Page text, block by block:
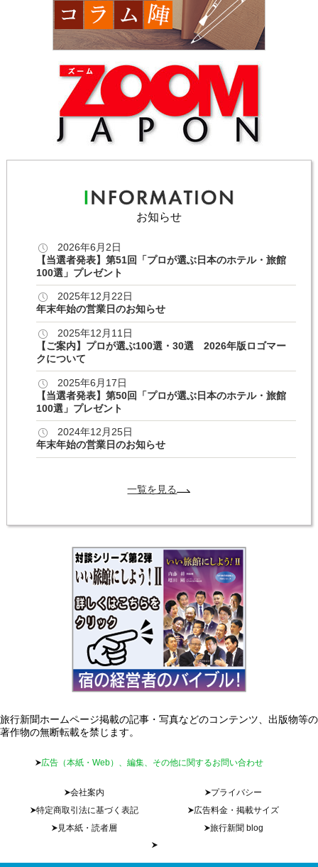
お知らせ
2026年6月2日
【当選者発表】第51回「プロが選ぶ日本のホテル・旅館
100選」プレゼント
2025年12月22日
年末年始の営業日のお知らせ
2025年12月11日
【ご案内】プロが選ぶ100選・30選 2026年版ロゴマー
クについて
2025年6月17日
【当選者発表】第50回「プロが選ぶ日本のホテル・旅館
100選」プレゼント
2024年12月25日
年末年始の営業日のお知らせ
一覧を見る
旅行新聞ホームページ掲載の記事・写真などのコンテンツ、出版物等の
著作物の無断転載を禁じます。
広告（本紙・Web）、編集、その他に関するお問い合わせ
会社案内
プライバシー
特定商取引法に基づく表記
広告料金・掲載サイズ
見本紙・読者層
旅行新聞 blog